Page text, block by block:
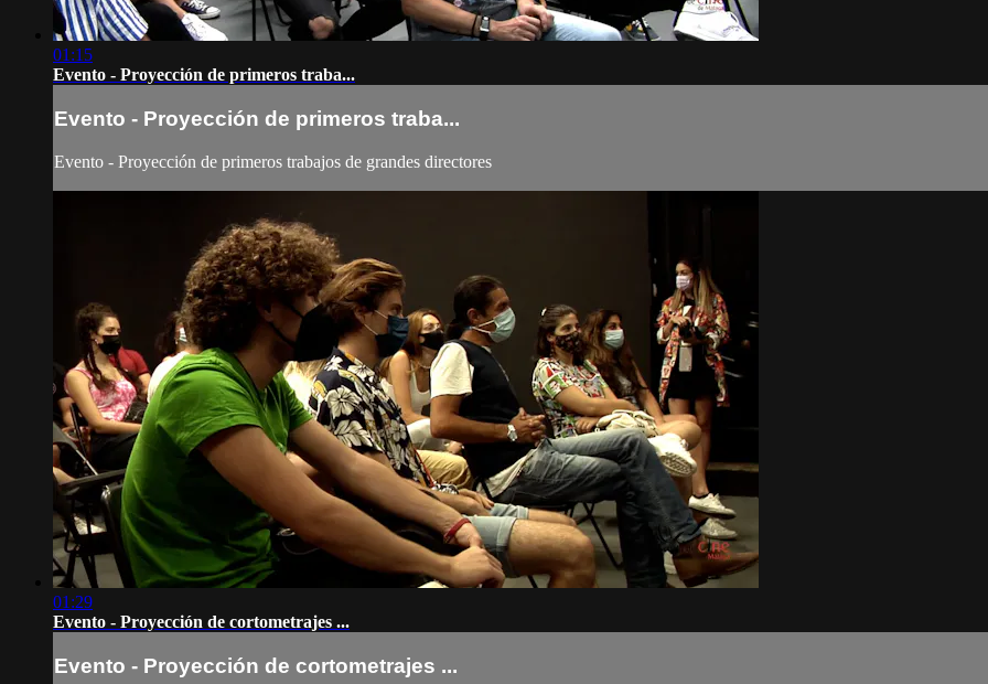
01:15
Evento - Proyección de primeros traba...
Evento - Proyección de primeros traba...
Evento - Proyección de primeros trabajos de grandes directores
01:29
Evento - Proyección de cortometrajes ...
Evento - Proyección de cortometrajes ...